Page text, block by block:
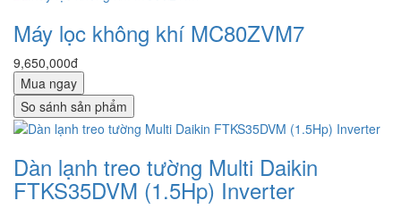
Máy lọc không khí MC80ZVM7
9,650,000đ
Mua ngay
So sánh sản phẩm
Dàn lạnh treo tường Multi Daikin
FTKS35DVM (1.5Hp) Inverter